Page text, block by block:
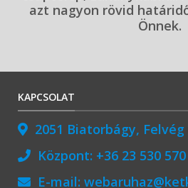
azt nagyon rövid
Önnek.
KAPCSOLAT
2051 Biatorbágy, Felvég
Központ: +36 23 530 570
E-mail: